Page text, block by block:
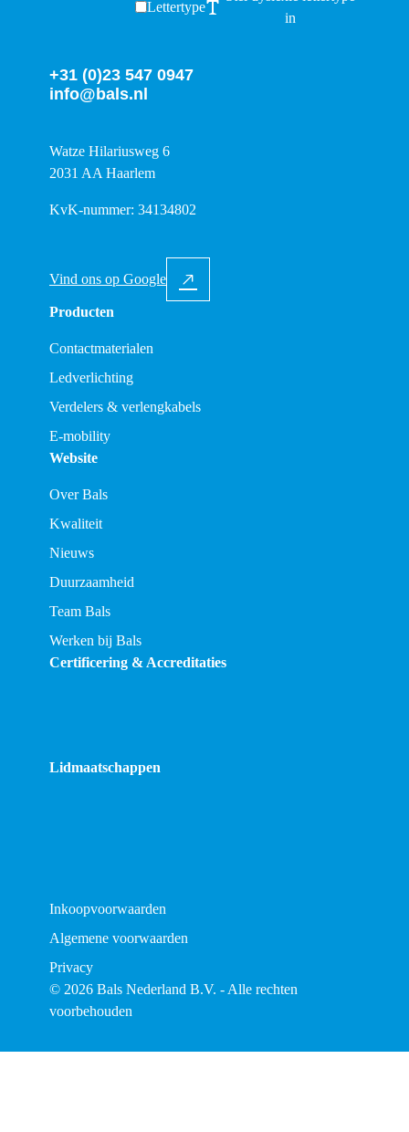
Lettertype
in
+31 (0)23 547 0947
info@bals.nl
Watze Hilariusweg 6
2031 AA Haarlem
KvK-nummer: 34134802
Vind ons op Google
Producten
Contactmaterialen
Ledverlichting
Verdelers & verlengkabels
E-mobility
Website
Over Bals
Kwaliteit
Nieuws
Duurzaamheid
Team Bals
Werken bij Bals
Certificering & Accreditaties
Lidmaatschappen
Inkoopvoorwaarden
Algemene voorwaarden
Privacy
© 2026 Bals Nederland B.V. - Alle rechten
voorbehouden